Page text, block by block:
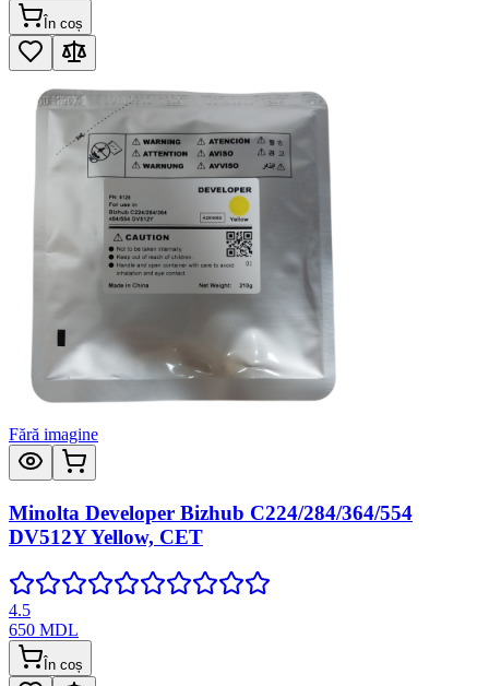
În coș
Fără imagine
Minolta Developer Bizhub C224/284/364/554
DV512Y Yellow, CET
4.5
650 MDL
În coș